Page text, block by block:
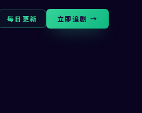
每日更新 立即追剧 →